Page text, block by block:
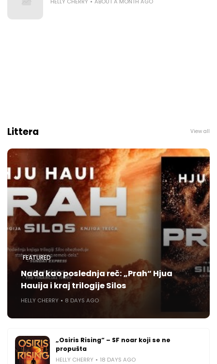
Littera View all
FEATURED
Nada kao poslednja reč: „Prah“ Hjua
Hauija i kraj trilogije Silos
HELLY CHERRY 8 DAYS AGO
„Osiris Rising“ – SF noar koji se ne
propušta
HELLY CHERRY 18 DAYS AGO